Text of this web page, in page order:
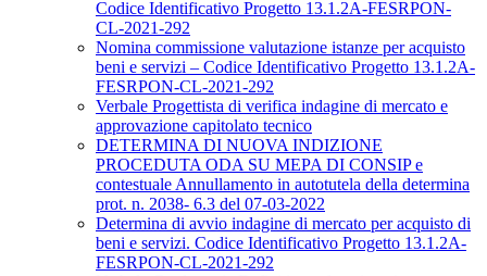
Codice Identificativo Progetto 13.1.2A-FESRPON-
CL-2021-292
Nomina commissione valutazione istanze per acquisto
beni e servizi – Codice Identificativo Progetto 13.1.2A-
FESRPON-CL-2021-292
Verbale Progettista di verifica indagine di mercato e
approvazione capitolato tecnico
DETERMINA DI NUOVA INDIZIONE
PROCEDUTA ODA SU MEPA DI CONSIP e
contestuale Annullamento in autotutela della determina
prot. n. 2038- 6.3 del 07-03-2022
Determina di avvio indagine di mercato per acquisto di
beni e servizi. Codice Identificativo Progetto 13.1.2A-
FESRPON-CL-2021-292